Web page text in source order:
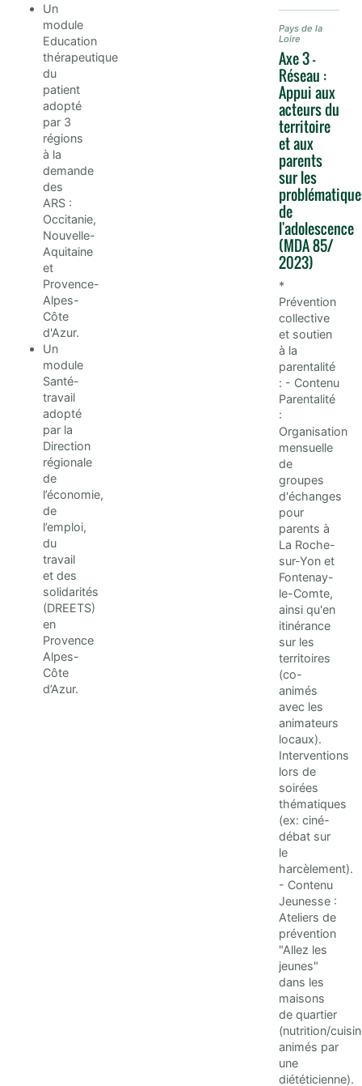
Un
module
Education
thérapeutique
du
patient
adopté
par 3
régions
à la
demande
des
ARS :
Occitanie,
Nouvelle-
Aquitaine
et
Provence-
Alpes-
Côte
d'Azur.
Un
module
Santé-
travail
adopté
par la
Direction
régionale
de
l’économie,
de
l’emploi,
du
travail
et des
solidarités
(DREETS)
en
Provence
Alpes-
Côte
d’Azur.
Pays de la
Loire
Axe 3 -
Réseau :
Appui aux
acteurs du
territoire
et aux
parents
sur les
de
l'adolescence
(MDA 85/
2023)
*
Prévention
collective
et soutien
à la
parentalité
: - Contenu
Parentalité
:
Organisation
mensuelle
de
groupes
d'échanges
pour
parents à
La Roche-
sur-Yon et
Fontenay-
le-Comte,
ainsi qu'en
itinérance
sur les
territoires
(co-
animés
avec les
animateurs
locaux).
Interventions
lors de
soirées
thématiques
(ex: ciné-
débat sur
le
harcèlement).
- Contenu
Jeunesse :
Ateliers de
prévention
"Allez les
jeunes"
dans les
maisons
de quartier
(nutrition/
animés par
une
diététicienne).